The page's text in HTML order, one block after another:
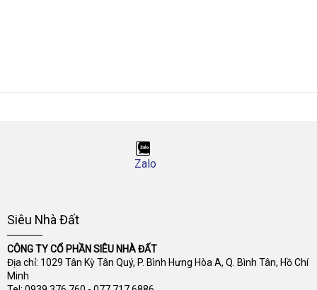
Zalo
Siêu Nhà Đất
CÔNG TY CỔ PHẦN SIÊU NHÀ ĐẤT
Địa chỉ: 1029 Tân Kỳ Tân Quý, P. Bình Hưng Hòa A, Q. Bình Tân, Hồ Chí
Minh